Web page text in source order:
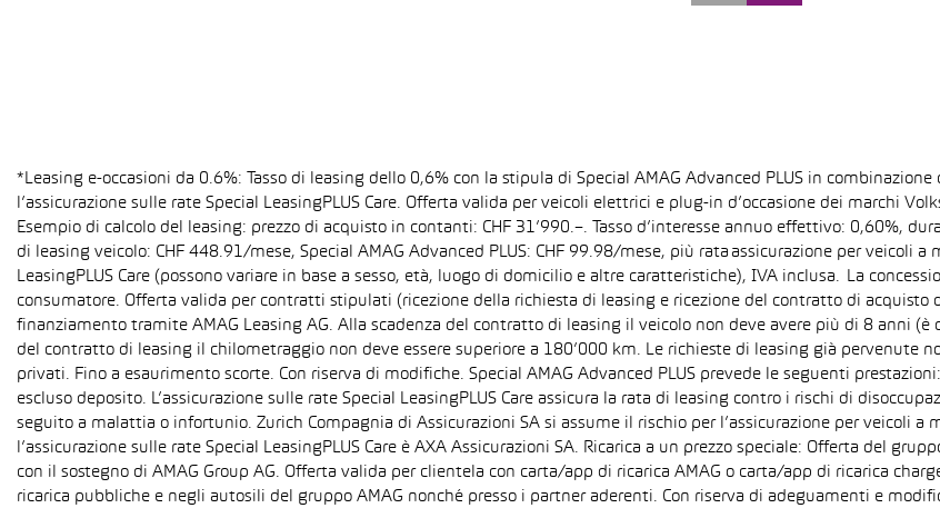
*Leasing e-occasioni da 0.6%: Tasso di leasing dello 0,6% con la stipula di Special AMAG Advanced PLUS in combinazione
l’assicurazione sulle rate Special LeasingPLUS Care. Offerta valida per veicoli elettrici e plug-in d’occasione dei marchi
Esempio di calcolo del leasing: prezzo di acquisto in contanti: CHF 31’990.–. Tasso d’interesse annuo effettivo: 0,60%,
di leasing veicolo: CHF 448.91/mese, Special AMAG Advanced PLUS: CHF 99.98/mese, più rata assicurazione per veicoli a
LeasingPLUS Care (possono variare in base a sesso, età, luogo di domicilio e altre caratteristiche), IVA inclusa. La
consumatore. Offerta valida per contratti stipulati (ricezione della richiesta di leasing e ricezione del contratto di
finanziamento tramite AMAG Leasing AG. Alla scadenza del contratto di leasing il veicolo non deve avere più di 8 anni
del contratto di leasing il chilometraggio non deve essere superiore a 180’000 km. Le richieste di leasing già pervenute
privati. Fino a esaurimento scorte. Con riserva di modifiche. Special AMAG Advanced PLUS prevede le seguenti
escluso deposito. L’assicurazione sulle rate Special LeasingPLUS Care assicura la rata di leasing contro i rischi di
seguito a malattia o infortunio. Zurich Compagnia di Assicurazioni SA si assume il rischio per l’assicurazione per veicoli a
l’assicurazione sulle rate Special LeasingPLUS Care è AXA Assicurazioni SA. Ricarica a un prezzo speciale: Offerta del
con il sostegno di AMAG Group AG. Offerta valida per clientela con carta/app di ricarica AMAG o carta/app di ricarica
ricarica pubbliche e negli autosili del gruppo AMAG nonché presso i partner aderenti. Con riserva di adeguamenti e